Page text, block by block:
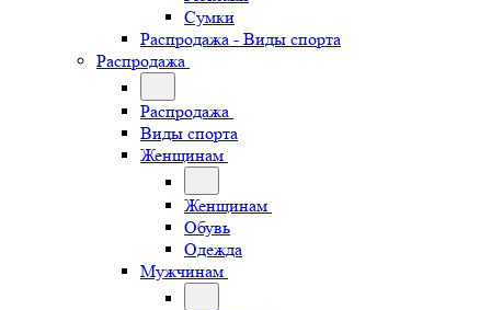
Сумки
Распродажа - Виды спорта
Распродажа
Распродажа
Виды спорта
Женщинам
Женщинам
Обувь
Одежда
Мужчинам